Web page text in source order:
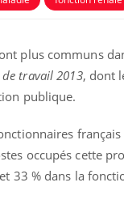
plus communs
travail 2013, dont
publique.
occupés cette
33 % dans la